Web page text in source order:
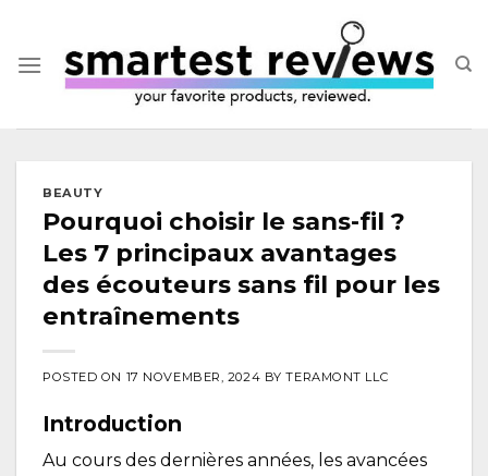
content
BEAUTY
Pourquoi choisir le sans-fil ?
Les 7 principaux avantages
des écouteurs sans fil pour les
entraînements
POSTED ON 17 NOVEMBER, 2024 BYTERAMONT LLC
Introduction
Au cours des dernières années, les avancées